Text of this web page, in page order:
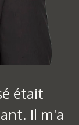
était
Il m'a